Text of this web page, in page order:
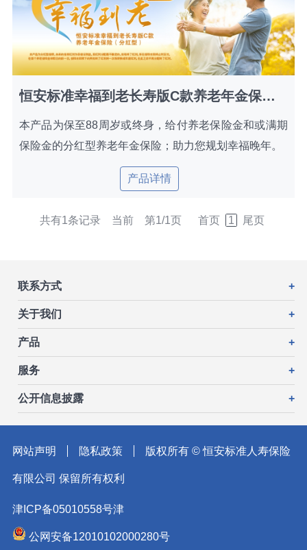
恒安标准幸福到老长寿版C款养老年金保险（分红型）
本产品为保至88周岁或终身，给付养老保险金和或满期
保险金的分红型养老年金保险；助力您规划幸福晚年。
产品详情
共有1条记录 当前 第1/1页 首页 1 尾页
联系方式 +
关于我们 +
产品 +
服务 +
公开信息披露 +
网站声明 隐私政策 版权所有 © 恒安标准人寿保险
有限公司 保留所有权利
津ICP备05010558号津
公网安备12010102000280号